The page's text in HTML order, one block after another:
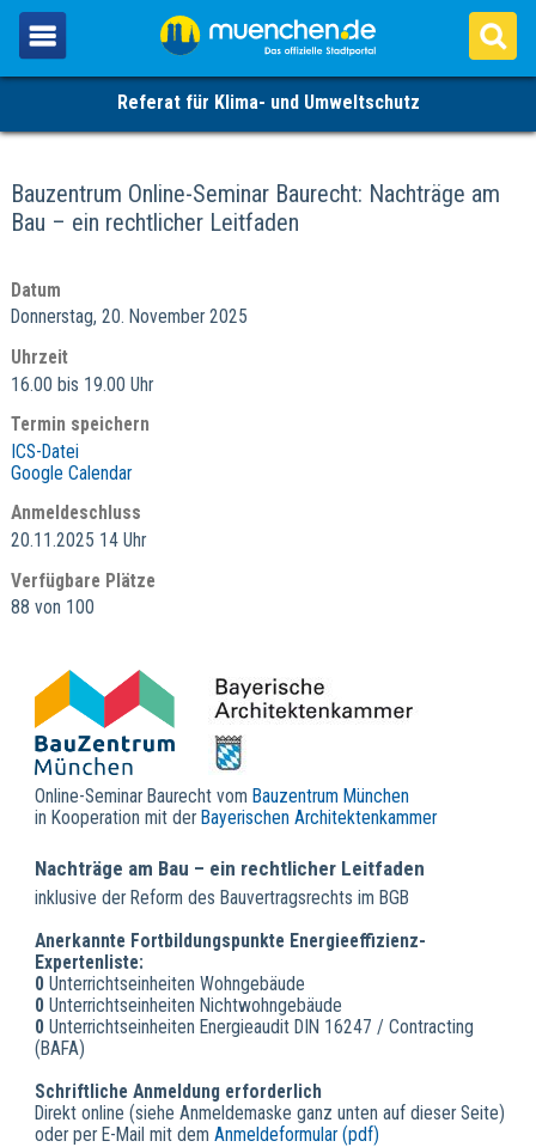
Referat für Klima- und Umweltschutz
Bauzentrum Online-Seminar Baurecht: Nachträge am
Bau – ein rechtlicher Leitfaden
Datum
Donnerstag, 20. November 2025
Uhrzeit
16.00 bis 19.00 Uhr
Termin speichern
ICS-Datei
Google Calendar
Anmeldeschluss
20.11.2025 14 Uhr
Verfügbare Plätze
88 von 100
Online-Seminar Baurecht vom Bauzentrum München
in Kooperation mit der Bayerischen Architektenkammer
Nachträge am Bau – ein rechtlicher Leitfaden
inklusive der Reform des Bauvertragsrechts im BGB
Anerkannte Fortbildungspunkte Energieeffizienz-
Expertenliste:
0Unterrichtseinheiten Wohngebäude
0Unterrichtseinheiten Nichtwohngebäude
0Unterrichtseinheiten Energieaudit DIN 16247 / Contracting
(BAFA)
Schriftliche Anmeldung erforderlich
Direkt online (siehe Anmeldemaske ganz unten auf dieser Seite)
oder per E-Mail mit dem Anmeldeformular (pdf)